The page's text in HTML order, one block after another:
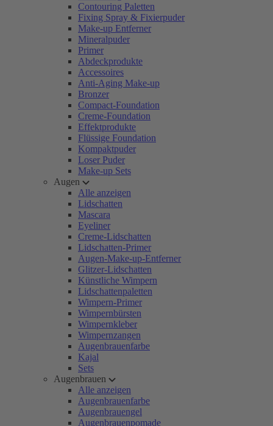
Contouring Paletten
Fixing Spray & Fixierpuder
Make-up Entferner
Mineralpuder
Primer
Abdeckprodukte
Accessoires
Anti-Aging Make-up
Bronzer
Compact-Foundation
Creme-Foundation
Effektprodukte
Flüssige Foundation
Kompaktpuder
Loser Puder
Make-up Sets
Augen
Alle anzeigen
Lidschatten
Mascara
Eyeliner
Creme-Lidschatten
Lidschatten-Primer
Augen-Make-up-Entferner
Glitzer-Lidschatten
Künstliche Wimpern
Lidschattenpaletten
Wimpern-Primer
Wimpernbürsten
Wimpernkleber
Wimpernzangen
Augenbrauenfarbe
Kajal
Sets
Augenbrauen
Alle anzeigen
Augenbrauenfarbe
Augenbrauengel
Augenbrauenpomade